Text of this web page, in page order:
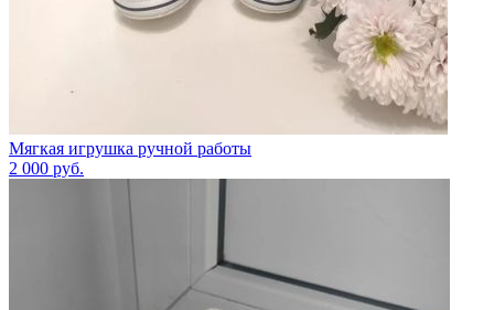
Мягкая игрушка ручной работы
2 000 руб.